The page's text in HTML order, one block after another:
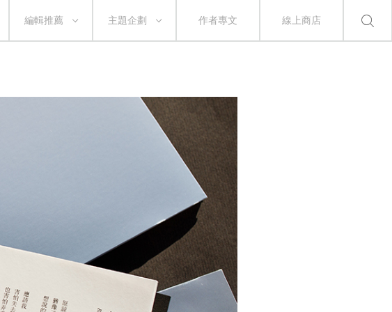
編輯推薦 主題企劃 作者專文 線上商店